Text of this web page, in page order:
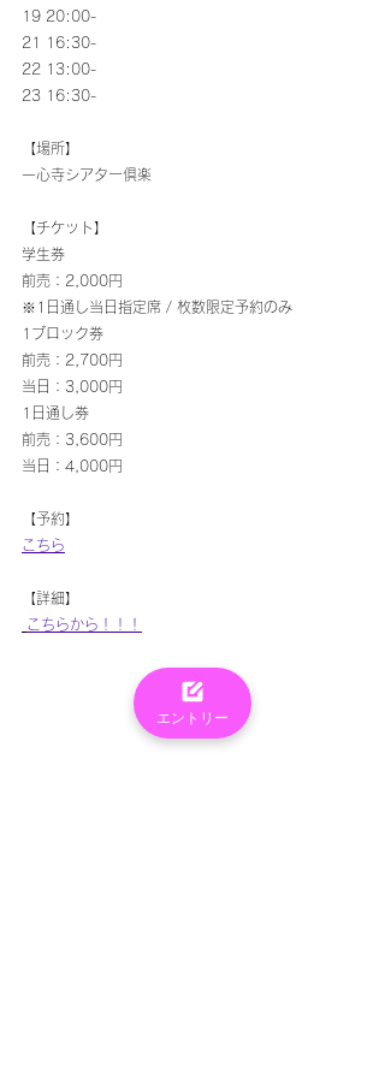
19 20:00-
21 16:30-
22 13:00-
23 16:30-
【場所】
一心寺シアター倶楽
【チケット】
学生券
前売：2,000円
※1日通し当日指定席 / 枚数限定予約のみ
1ブロック券
前売：2,700円
当日：3,000円
1日通し券
前売：3,600円
当日：4,000円
【予約】
こちら
【詳細】
こちらから！！！
エントリー